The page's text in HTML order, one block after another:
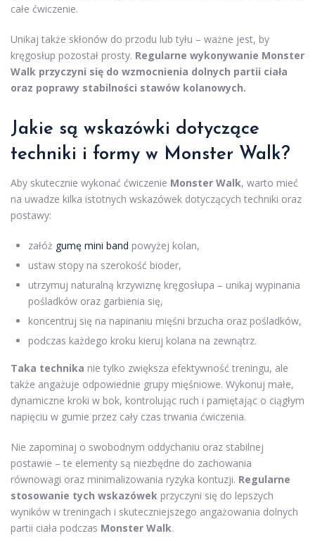
całe ćwiczenie.
Unikaj także skłonów do przodu lub tyłu – ważne jest, by
kręgosłup pozostał prosty. Regularne wykonywanie Monster
Walk przyczyni się do wzmocnienia dolnych partii ciała
oraz poprawy stabilności stawów kolanowych.
Jakie są wskazówki dotyczące
techniki i formy w Monster Walk?
Aby skutecznie wykonać ćwiczenie Monster Walk, warto mieć
na uwadze kilka istotnych wskazówek dotyczących techniki oraz
postawy:
załóż gumę mini band powyżej kolan,
ustaw stopy na szerokość bioder,
utrzymuj naturalną krzywiznę kręgosłupa – unikaj wypinania
pośladków oraz garbienia się,
koncentruj się na napinaniu mięśni brzucha oraz pośladków,
podczas każdego kroku kieruj kolana na zewnątrz.
Taka technika nie tylko zwiększa efektywność treningu, ale
także angażuje odpowiednie grupy mięśniowe. Wykonuj małe,
dynamiczne kroki w bok, kontrolując ruch i pamiętając o ciągłym
napięciu w gumie przez cały czas trwania ćwiczenia.
Nie zapominaj o swobodnym oddychaniu oraz stabilnej
postawie – te elementy są niezbędne do zachowania
równowagi oraz minimalizowania ryzyka kontuzji. Regularne
stosowanie tych wskazówek przyczyni się do lepszych
wyników w treningach i skuteczniejszego angażowania dolnych
partii ciała podczas Monster Walk.